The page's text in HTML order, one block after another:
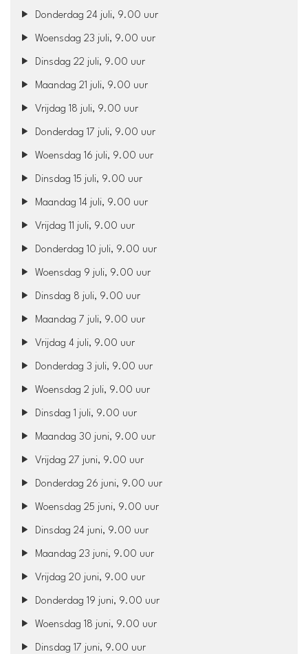
Donderdag 24 juli, 9.00 uur
Woensdag 23 juli, 9.00 uur
Dinsdag 22 juli, 9.00 uur
Maandag 21 juli, 9.00 uur
Vrijdag 18 juli, 9.00 uur
Donderdag 17 juli, 9.00 uur
Woensdag 16 juli, 9.00 uur
Dinsdag 15 juli, 9.00 uur
Maandag 14 juli, 9.00 uur
Vrijdag 11 juli, 9.00 uur
Donderdag 10 juli, 9.00 uur
Woensdag 9 juli, 9.00 uur
Dinsdag 8 juli, 9.00 uur
Maandag 7 juli, 9.00 uur
Vrijdag 4 juli, 9.00 uur
Donderdag 3 juli, 9.00 uur
Woensdag 2 juli, 9.00 uur
Dinsdag 1 juli, 9.00 uur
Maandag 30 juni, 9.00 uur
Vrijdag 27 juni, 9.00 uur
Donderdag 26 juni, 9.00 uur
Woensdag 25 juni, 9.00 uur
Dinsdag 24 juni, 9.00 uur
Maandag 23 juni, 9.00 uur
Vrijdag 20 juni, 9.00 uur
Donderdag 19 juni, 9.00 uur
Woensdag 18 juni, 9.00 uur
Dinsdag 17 juni, 9.00 uur